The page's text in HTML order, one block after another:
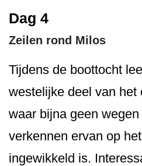
Dag 4
Zeilen rond Milos
Tijdens de boottocht
westelijke deel van het
waar bijna geen
verkennen ervan op
ingewikkeld is.